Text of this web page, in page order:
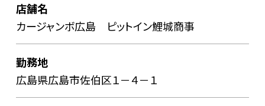
店舗名
カージャンボ広島 ピットイン鯉城商事
勤務地
広島県広島市佐伯区１－４－１